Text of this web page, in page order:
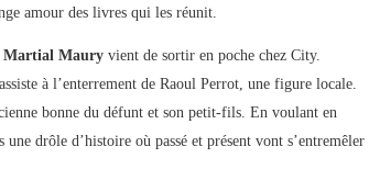
amour des livres qui les réunit.
Martial Maury vient de sortir en poche chez City.
à l’enterrement de Raoul Perrot, une figure locale.
bonne du défunt et son petit-fils. En voulant en
drôle d’histoire où passé et présent vont s’entremêler